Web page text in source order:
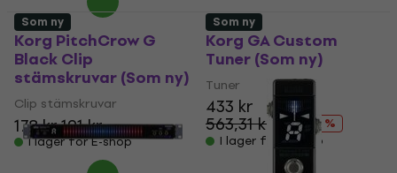
Korg PitchCrow G
Black Clip
stämskruvar (Som ny)
Clip stämskruvar
178 kr191 kr
I lager för E-shop
Korg GA Custom
Tuner (Som ny)
Tuner
433 kr
563,31 kr
- 23 %
I lager för E-shop
Som ny Som ny